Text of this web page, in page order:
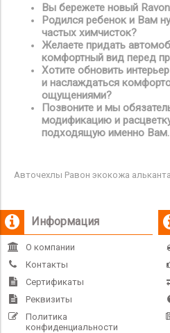
Вы бережете новый
Родился ребенок и Вам
частых химчисток?
Желаете придать
комфортный вид перед
Хотите обновить
и наслаждаться
ощущениями?
Позвоните и мы
модификацию и
подходящую именно Вам.
Авточехлы Равон экокожа
Информация
О компании
Контакты
Сертификаты
Реквизиты
Политика
конфиденциальности